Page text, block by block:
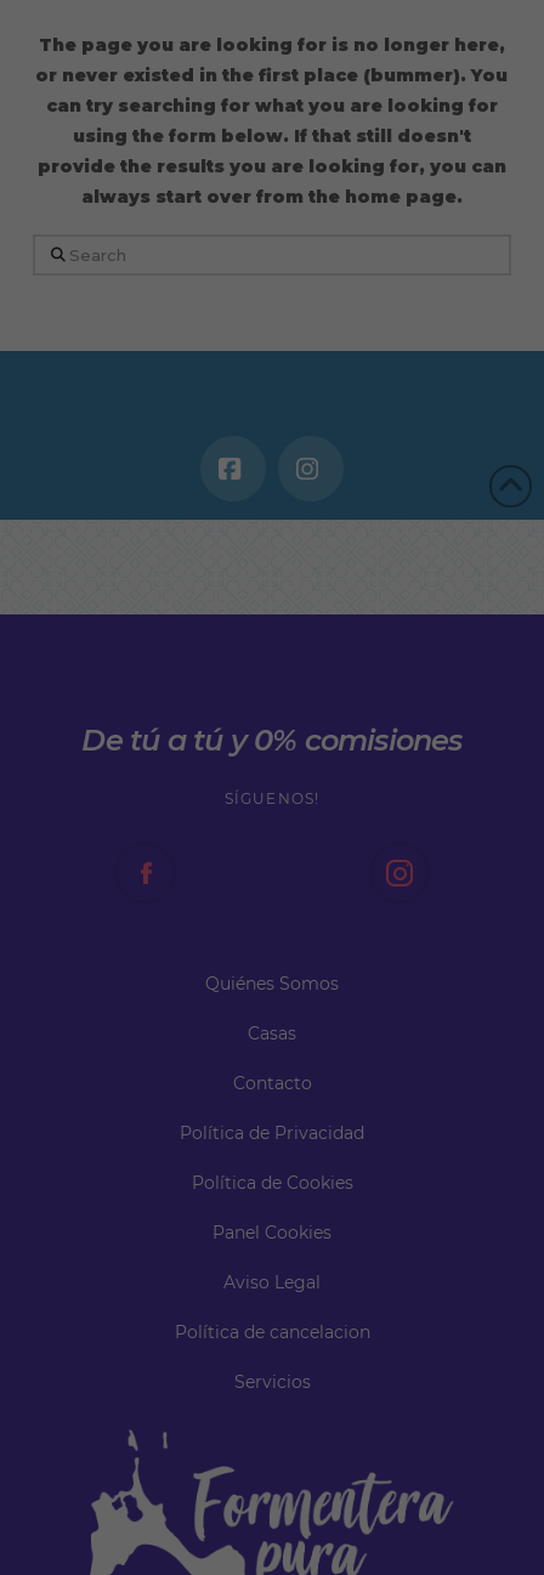
De tú a tú y 0% comisiones
SÍGUENOS!
Quiénes Somos
Casas
Contacto
Política de Privacidad
Política de Cookies
Panel Cookies
Aviso Legal
Política de cancelacion
Servicios